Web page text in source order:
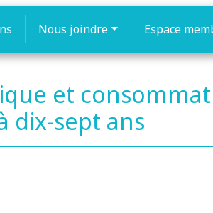
Nous joindre Espace
et
dix-sept ans